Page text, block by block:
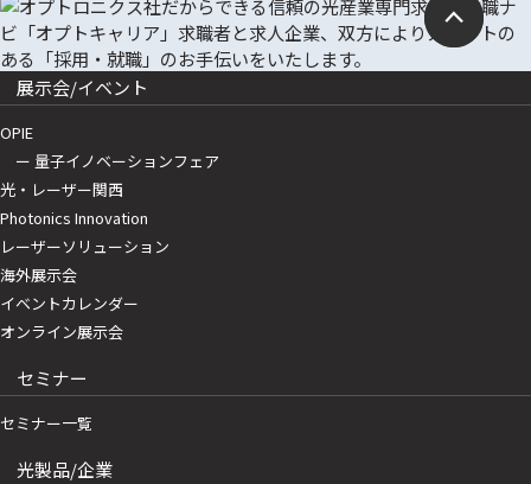
展示会/イベント
OPIE
ー 量子イノベーションフェア
光・レーザー関西
Photonics Innovation
レーザーソリューション
海外展示会
イベントカレンダー
オンライン展示会
セミナー
セミナー一覧
光製品/企業